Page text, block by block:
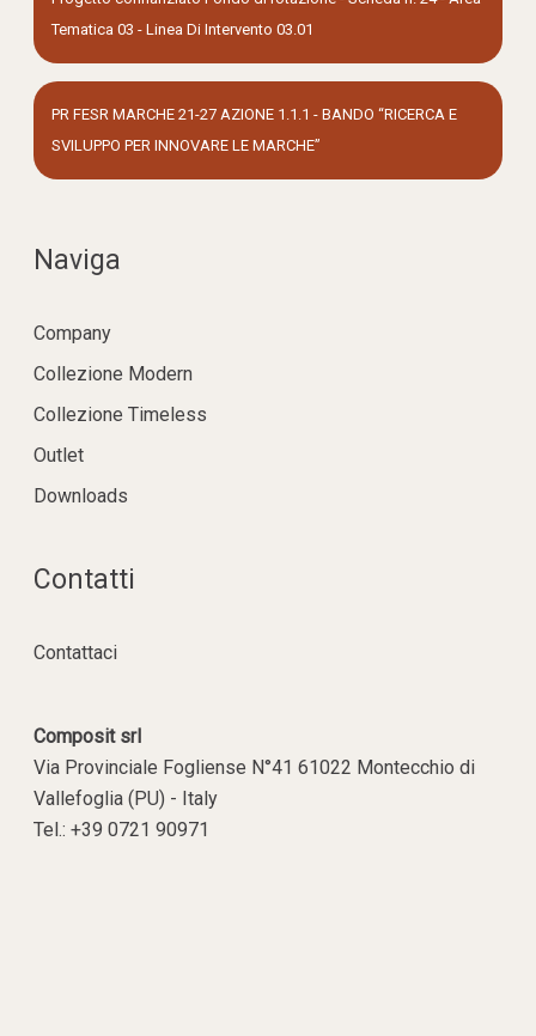
Tematica 03 - Linea Di Intervento 03.01
PR FESR MARCHE 21-27 AZIONE 1.1.1 - BANDO “RICERCA E
SVILUPPO PER INNOVARE LE MARCHE”
Naviga
Company
Collezione Modern
Collezione Timeless
Outlet
Downloads
Contatti
Contattaci
Composit srl
Via Provinciale Fogliense N°41 61022 Montecchio di
Vallefoglia (PU) - Italy
Tel.: +39 0721 90971